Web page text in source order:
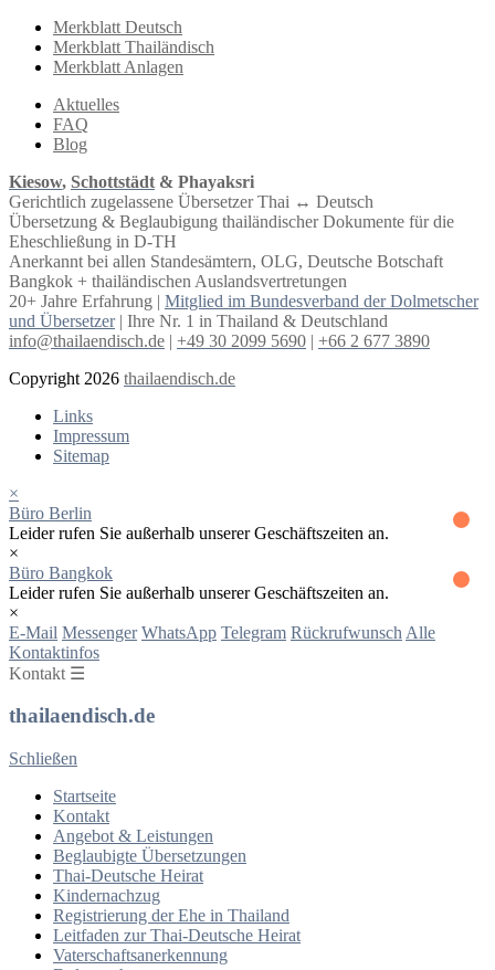
Merkblatt Deutsch
Merkblatt Thailändisch
Merkblatt Anlagen
Aktuelles
FAQ
Blog
Kiesow, Schottstädt & Phayaksri
Gerichtlich zugelassene Übersetzer Thai ↔︎ Deutsch
Übersetzung & Beglaubigung thailändischer Dokumente für die
Eheschließung in D-TH
Anerkannt bei allen Standesämtern, OLG, Deutsche Botschaft
Bangkok + thailändischen Auslandsvertretungen
20+ Jahre Erfahrung | Mitglied im Bundesverband der Dolmetscher
und Übersetzer| Ihre Nr. 1 in Thailand & Deutschland
info@thailaendisch.de | +49 30 2099 5690 | +66 2 677 3890
Copyright 2026 thailaendisch.de
Links
Impressum
Sitemap
×
Büro Berlin
Leider rufen Sie außerhalb unserer Geschäftszeiten an.
×
Büro Bangkok
Leider rufen Sie außerhalb unserer Geschäftszeiten an.
×
E-Mail Messenger WhatsApp Telegram Rückrufwunsch Alle
Kontaktinfos
Kontakt ☰
thailaendisch.de
Schließen
Startseite
Kontakt
Angebot & Leistungen
Beglaubigte Übersetzungen
Thai-Deutsche Heirat
Kindernachzug
Registrierung der Ehe in Thailand
Leitfaden zur Thai-Deutsche Heirat
Vaterschaftsanerkennung